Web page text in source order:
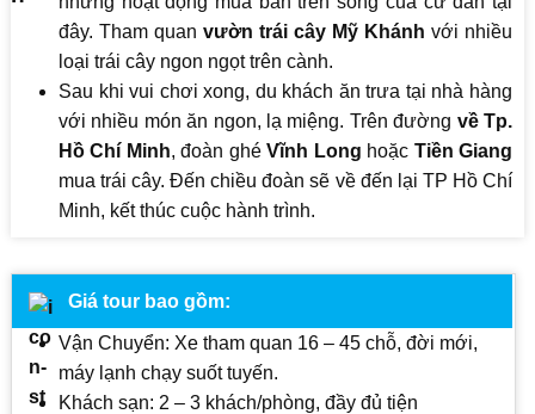
đây. Tham quan vườn trái cây Mỹ Khánh với nhiều
loại trái cây ngon ngọt trên cành.
Sau khi vui chơi xong, du khách ăn trưa tại nhà hàng
với nhiều món ăn ngon, lạ miệng. Trên đường về Tp.
Hồ Chí Minh, đoàn ghéVĩnh Long hoặc Tiền Giang
mua trái cây. Đến chiều đoàn sẽ về đến lại TP Hồ Chí
Minh, kết thúc cuộc hành trình.
Giá tour bao gồm:
Vận Chuyển: Xe tham quan 16 – 45 chỗ, đời mới,
máy lạnh chạy suốt tuyến.
Khách sạn: 2 – 3 khách/phòng, đầy đủ tiện